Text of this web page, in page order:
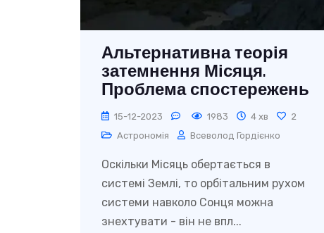
Альтернативна теорія
затемнення Місяця.
Проблема спостережень
15-12-2023 1983 4 хв
2
Астрономія
Всеволод Гордієнко
Оскільки Місяць обертається в
системі Землі, то орбітальним рухом
системи навколо Сонця можна
знехтувати - він не впл...